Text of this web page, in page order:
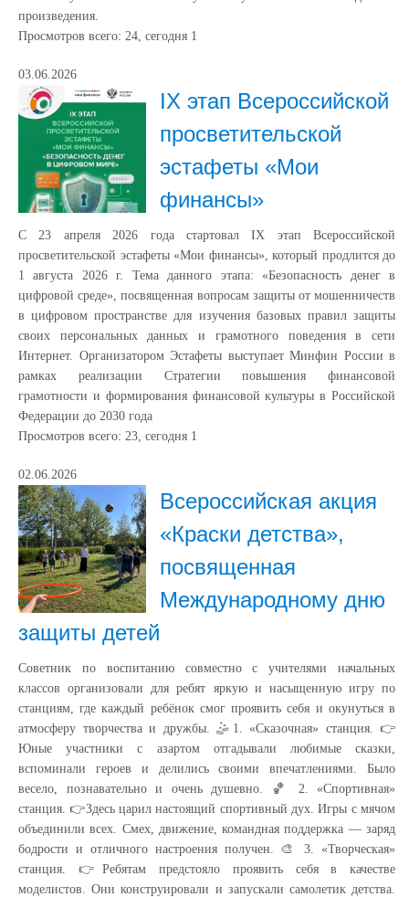
произведения.
Просмотров всего: 24, сегодня 1
03.06.2026
IX этап Всероссийской
просветительской
эстафеты «Мои
финансы»
С 23 апреля 2026 года стартовал IX этап Всероссийской
просветительской эстафеты «Мои финансы», который продлится до
1 августа 2026 г. Тема данного этапа: «Безопасность денег в
цифровой среде», посвященная вопросам защиты от мошенничеств
в цифровом пространстве для изучения базовых правил защиты
своих персональных данных и грамотного поведения в сети
Интернет. Организатором Эстафеты выступает Минфин России в
рамках реализации Стратегии повышения финансовой
грамотности и формирования финансовой культуры в Российской
Федерации до 2030 года
Просмотров всего: 23, сегодня 1
02.06.2026
Всероссийская акция
«Краски детства»,
посвященная
Международному дню
защиты детей
Советник по воспитанию совместно с учителями начальных
классов организовали для ребят яркую и насыщенную игру по
станциям, где каждый ребёнок смог проявить себя и окунуться в
атмосферу творчества и дружбы. 🤹1. «Сказочная» станция. 👉
Юные участники с азартом отгадывали любимые сказки,
вспоминали героев и делились своими впечатлениями. Было
весело, познавательно и очень душевно. 🏀 2. «Спортивная»
станция. 👉Здесь царил настоящий спортивный дух. Игры с мячом
объединили всех. Смех, движение, командная поддержка — заряд
бодрости и отличного настроения получен. 🎨 3. «Творческая»
станция. 👉Ребятам предстояло проявить себя в качестве
моделистов. Они конструировали и запускали самолетик детства.